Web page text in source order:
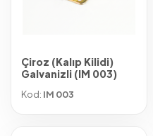
Çiroz (Kalıp Kilidi)
Galvanizli (IM 003)
Kod: IM 003